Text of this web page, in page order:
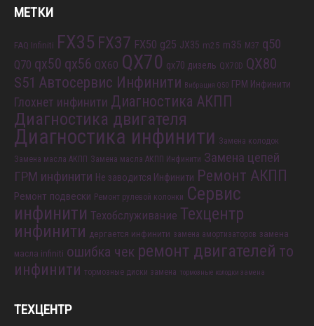
МЕТКИ
FAQ Infiniti FX35 FX37 FX50 g25 JX35 m25 m35 M37 q50
Q70 qx50 qx56 QX60 QX70 qx70 дизель QX70D QX80
S51 Автосервис Инфинити Вибрация Q50 ГРМ Инфинити
Глохнет инфинити Диагностика АКПП
Диагностика двигателя
Диагностика инфинити Замена колодок
Замена масла АКПП Замена масла АКПП Инфинити Замена цепей
ГРМ инфинити Не заводится Инфинити Ремонт АКПП
Ремонт подвески Ремонт рулевой колонки Сервис
инфинити Техобслуживание Техцентр
инфинити дергается инфинити замена амортизаторов замена
масла infiniti ошибка чек ремонт двигателей то
инфинити тормозные диски замена тормозные колодки замена
ТЕХЦЕНТР